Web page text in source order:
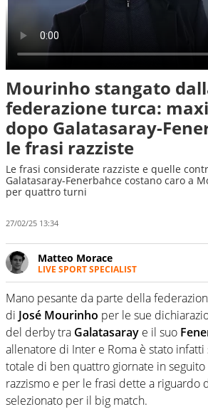
Mourinho stangato
federazione turca:
dopo Galatasaray-
le frasi razziste
Le frasi considerate razziste e quelle
Galatasaray-Fenerbahce costano caro a
per quattro turni
27/02/25 13:34
Matteo Morace
LIVE SPORT SPECIALIST
La multimedialità quale approccio
professionale. Ama raccontare lo
attenzione sul tempo reale: la
sono opinioni ma fatti
Mano pesante da parte della
di José Mourinho per le sue
del derby tra Galatasaray e il suo
allenatore di Inter e Roma è stato
totale di ben quattro giornate in seguito
razzismo e per le frasi dette a riguardo
selezionato per il big match.